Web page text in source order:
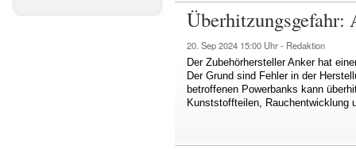
Überhitzungsgefahr:
20. Sep 2024 15:00 Uhr - Redaktion
Der Zubehörhersteller Anker hat
Der Grund sind Fehler in der
betroffenen Powerbanks kann
Kunststoffteilen, Rauchentwicklung